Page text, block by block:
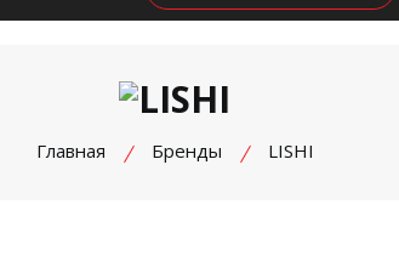
Главная Бренды LISHI